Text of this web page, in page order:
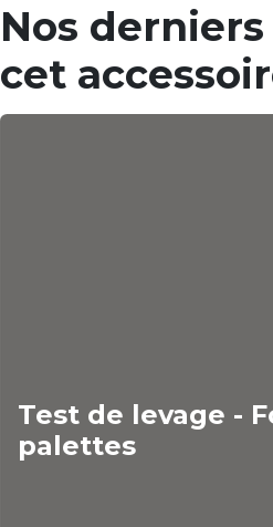
Nos
cet
Test de levage -
palettes